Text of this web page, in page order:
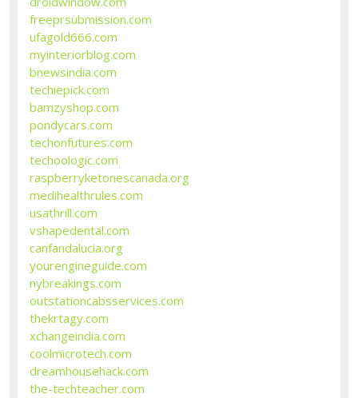
freeprsubmission.com
ufagold666.com
myinteriorblog.com
bnewsindia.com
techiepick.com
bamzyshop.com
pondycars.com
techonfutures.com
techoologic.com
raspberryketonescanada.org
medihealthrules.com
usathrill.com
vshapedental.com
canfandalucia.org
yourengineguide.com
nybreakings.com
outstationcabsservices.com
thekrtagy.com
xchangeindia.com
coolmicrotech.com
dreamhousehack.com
the-techteacher.com